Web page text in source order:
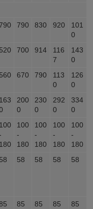
790 830 920
101
0
520 700 914
116
7
143
0
560 670 790
113
0
126
0
163
200
0
230
0
292
0
334
0
100
180
100
-
180
100
-
180
100
-
180
100
-
180
58 58 58 58 58
85 85 85 85